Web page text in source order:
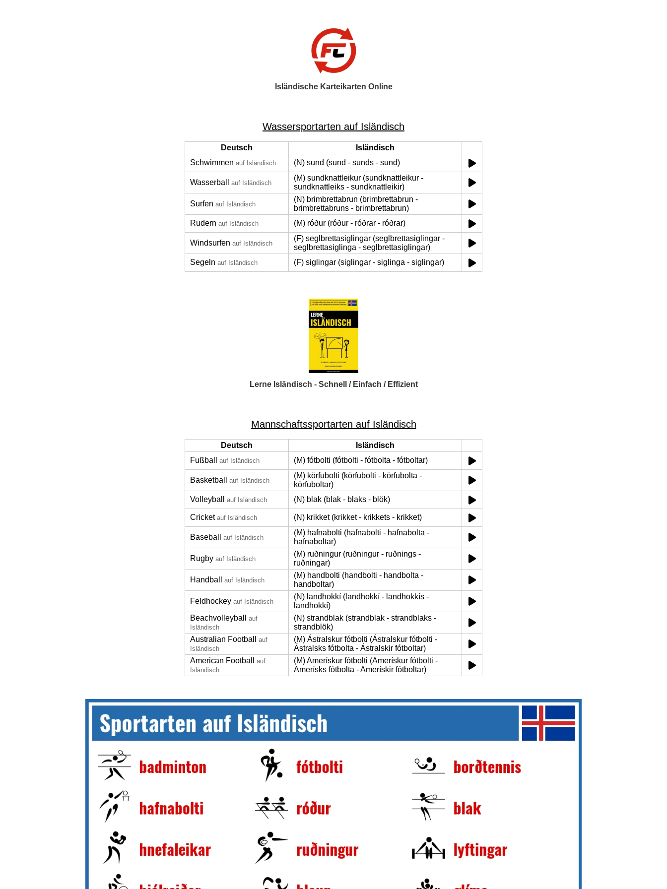
Isländische Karteikarten Online
Wassersportarten auf Isländisch
Deutsch
Isländisch
Schwimmen auf Isländisch (N) sund (sund - sunds - sund)
Wasserball auf Isländisch
(M) sundknattleikur (sundknattleikur -
sundknattleiks - sundknattleikir)
Surfen auf Isländisch
(N) brimbrettabrun (brimbrettabrun -
brimbrettabruns - brimbrettabrun)
Rudern auf Isländisch (M) róður (róður - róðrar - róðrar)
Windsurfen auf Isländisch
(F) seglbrettasiglingar (seglbrettasiglingar -
seglbrettasiglinga - seglbrettasiglingar)
Segeln auf Isländisch (F) siglingar (siglingar - siglinga - siglingar)
Lerne Isländisch - Schnell / Einfach / Effizient
Mannschaftssportarten auf Isländisch
Deutsch
Isländisch
Fußball
auf Isländisch (M) fótbolti (fótbolti - fótbolta - fótboltar)
Basketball auf Isländisch
(M) körfubolti (körfubolti - körfubolta -
körfuboltar)
Volleyball
auf Isländisch (N) blak (blak - blaks - blök)
Cricket auf Isländisch (N) krikket (krikket - krikkets - krikket)
Baseball auf Isländisch
(M) hafnabolti (hafnabolti - hafnabolta -
hafnaboltar)
Rugby auf Isländisch
(M) ruðningur (ruðningur - ruðnings -
ruðningar)
Handball
auf Isländisch
(M) handbolti (handbolti - handbolta -
handboltar)
Feldhockey auf Isländisch
(N) landhokkí (landhokkí - landhokkís -
landhokkí)
Beachvolleyball
auf
Isländisch
(N) strandblak (strandblak - strandblaks -
strandblök)
Australian Football
auf
Isländisch
(M) Ástralskur fótbolti (Ástralskur fótbolti -
Ástralsks fótbolta - Ástralskir fótboltar)
American Football
auf
Isländisch
(M) Amerískur fótbolti (Amerískur fótbolti -
Amerísks fótbolta - Amerískir fótboltar)